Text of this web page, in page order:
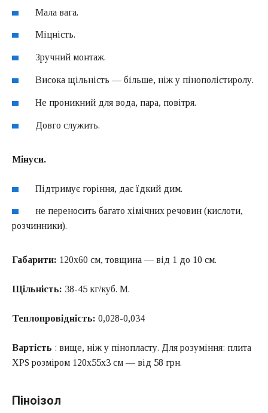
Мала вага.
Міцність.
Зручний монтаж.
Висока щільність — більше, ніж у пінополістиролу.
Не проникний для вода, пара, повітря.
Довго служить.
Мінуси.
Підтримує горіння, дає їдкий дим.
не переносить багато хімічних речовин (кислоти,
розчинники).
Габарити: 120х60 см, товщина — від 1 до 10 см.
Щільність: 38-45 кг/куб. М.
Теплопровідність: 0,028-0,034
Вартість : вище, ніж у пінопласту. Для розуміння: плита
XPS розміром 120x55x3 см — від 58 грн.
Піноізол